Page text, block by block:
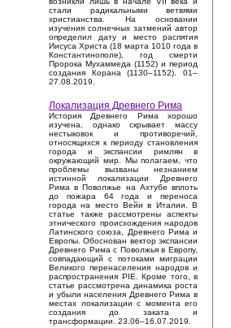
стали радикальными ветвями
христианства. На основании
изучения солнечных затмений автор
определил дату и место распятия
Иисуса Христа (18 марта 1010 года в
Константинополе), год смерти
Пророка Мухаммеда (1152) и период
создания Корана (1130–1152). 01–
27.08.2019.
Локализация Древнего Рима
История Древнего Рима хорошо
изучена, однако скрывает массу
нестыковок и противоречий,
относящихся к периоду становления
города и экспансии римлян в
окружающий мир. Мы полагаем, что
проблемы вызваны незнанием
истинной локализации Древнего
Рима в Поволжье на Ахтубе вплоть
до пожара 64 года и переноса
города на место Вейи в Италии. В
статье также рассмотрены аспекты
этнического происхождения народов
Латинского союза, Древнего Рима и
Европы. Обоснован вектор экспансии
Древнего Рима с Поволжья в Европу,
совпадающий с потоками миграции
Великого перенаселения народов и
распространения PIE. Кроме того, в
статье рассмотрена динамика роста
и убыли населения Древнего Рима в
местах локализации с момента его
создания до заката и
трансформации. 23.06–16.07.2019.